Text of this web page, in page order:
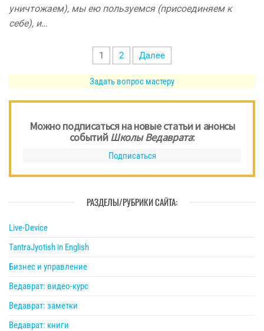
уничтожаем), мы ею пользуемся (присоединяем к
себе), и…
записей
1 2 Далее
Задать вопрос мастеру
Можно подписаться на новые статьи и анонсы
событийШколы Ведаврата:
Подписаться
РАЗДЕЛЫ/РУБРИКИ САЙТА:
Live-Device
TantraJyotish in English
Бизнес и управление
Ведаврат: видео-курс
Ведаврат: заметки
Ведаврат: книги